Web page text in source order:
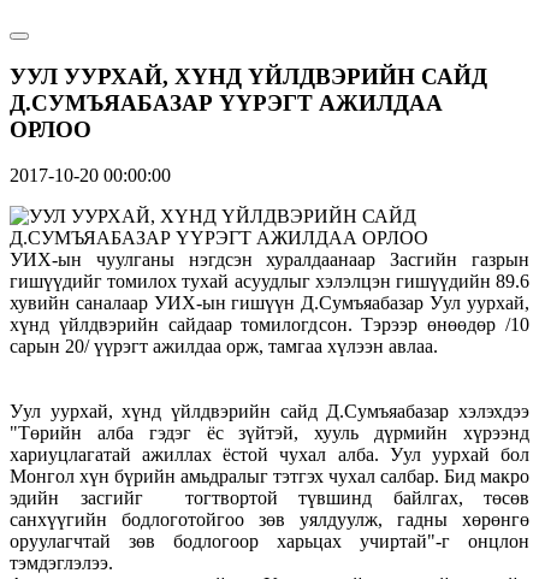
УУЛ УУРХАЙ, ХҮНД ҮЙЛДВЭРИЙН САЙД
Д.СУМЪЯАБАЗАР ҮҮРЭГТ АЖИЛДАА
ОРЛОО
2017-10-20 00:00:00
УИХ-ын чуулганы нэгдсэн хуралдаанаар Засгийн газрын
гишүүдийг томилох тухай асуудлыг хэлэлцэн гишүүдийн 89.6
хувийн саналаар УИХ-ын гишүүн Д.Сумъяабазар Уул уурхай,
хүнд үйлдвэрийн сайдаар томилогдсон. Тэрээр өнөөдөр /10
сарын 20/ үүрэгт ажилдаа орж, тамгаа хүлээн авлаа.
Уул уурхай, хүнд үйлдвэрийн сайд Д.Сумъяабазар хэлэхдээ
"Төрийн алба гэдэг ёс зүйтэй, хууль дүрмийн хүрээнд
хариуцлагатай ажиллах ёстой чухал алба. Уул уурхай бол
Монгол хүн бүрийн амьдралыг тэтгэх чухал салбар. Бид макро
эдийн засгийг тогтвортой түвшинд байлгах, төсөв
санхүүгийн бодлоготойгоо зөв уялдуулж, гадны хөрөнгө
оруулагчтай зөв бодлогоор харьцах учиртай"-г онцлон
тэмдэглэлээ.